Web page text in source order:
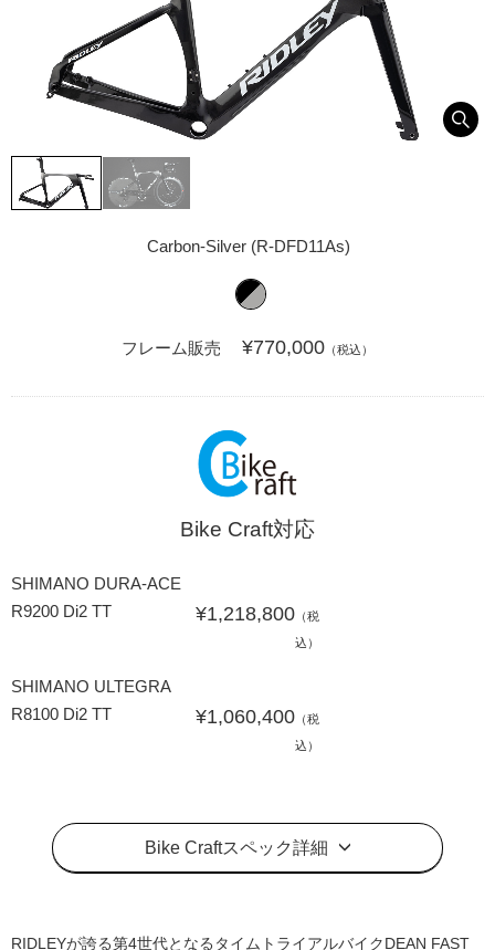
Carbon-Silver (R-DFD11As)
フレーム販売 ¥770,000 （税込）
Bike Craft対応
SHIMANO DURA-ACE
R9200 Di2 TT
¥1,218,800（税
込）
SHIMANO ULTEGRA
R8100 Di2 TT
¥1,060,400（税
込）
Bike Craftスペック詳細
RIDLEYが誇る第4世代となるタイムトライアルバイクDEAN FAST